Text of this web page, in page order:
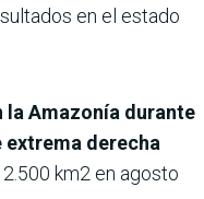
en el estado
la Amazonía durante
extrema derecha
km2 en agosto